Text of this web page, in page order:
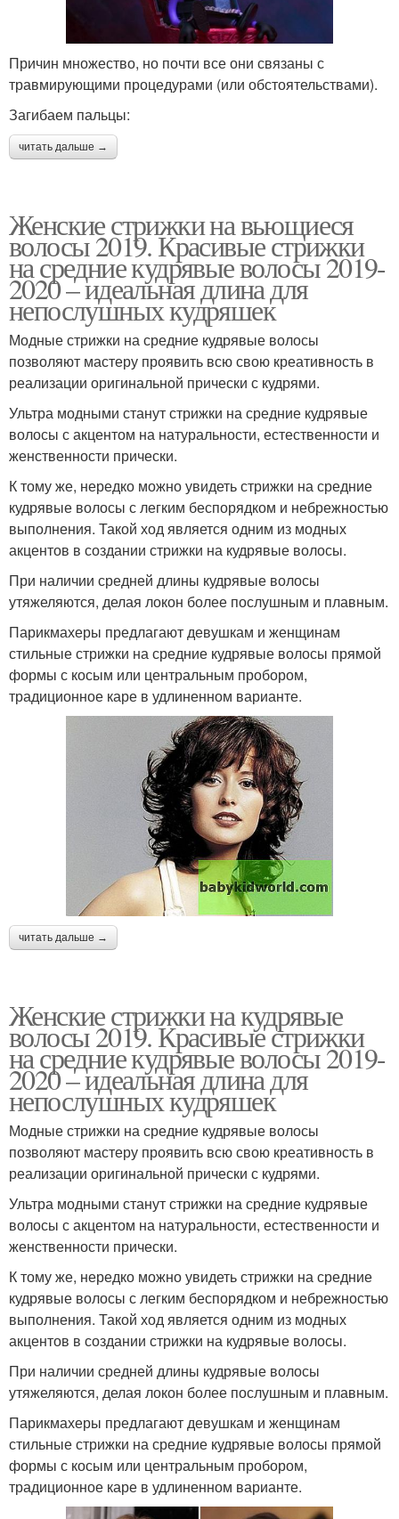
Причин множество, но почти все они связаны с
травмирующими процедурами (или обстоятельствами).
Загибаем пальцы:
читать дальше →
Женские стрижки на вьющиеся
волосы 2019. Красивые стрижки
на средние кудрявые волосы 2019-
2020 – идеальная длина для
непослушных кудряшек
Модные стрижки на средние кудрявые волосы
позволяют мастеру проявить всю свою креативность в
реализации оригинальной прически с кудрями.
Ультра модными станут стрижки на средние кудрявые
волосы с акцентом на натуральности, естественности и
женственности прически.
К тому же, нередко можно увидеть стрижки на средние
кудрявые волосы с легким беспорядком и небрежностью
выполнения. Такой ход является одним из модных
акцентов в создании стрижки на кудрявые волосы.
При наличии средней длины кудрявые волосы
утяжеляются, делая локон более послушным и плавным.
Парикмахеры предлагают девушкам и женщинам
стильные стрижки на средние кудрявые волосы прямой
формы с косым или центральным пробором,
традиционное каре в удлиненном варианте.
читать дальше →
Женские стрижки на кудрявые
волосы 2019. Красивые стрижки
на средние кудрявые волосы 2019-
2020 – идеальная длина для
непослушных кудряшек
Модные стрижки на средние кудрявые волосы
позволяют мастеру проявить всю свою креативность в
реализации оригинальной прически с кудрями.
Ультра модными станут стрижки на средние кудрявые
волосы с акцентом на натуральности, естественности и
женственности прически.
К тому же, нередко можно увидеть стрижки на средние
кудрявые волосы с легким беспорядком и небрежностью
выполнения. Такой ход является одним из модных
акцентов в создании стрижки на кудрявые волосы.
При наличии средней длины кудрявые волосы
утяжеляются, делая локон более послушным и плавным.
Парикмахеры предлагают девушкам и женщинам
стильные стрижки на средние кудрявые волосы прямой
формы с косым или центральным пробором,
традиционное каре в удлиненном варианте.